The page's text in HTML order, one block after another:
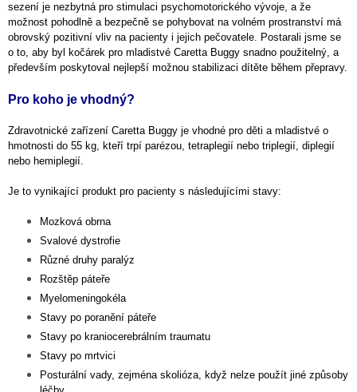
sezení je nezbytná pro stimulaci psychomotorického vývoje, a že
možnost pohodlně a bezpečně se pohybovat na volném prostranství má
obrovský pozitivní vliv na pacienty i jejich pečovatele. Postarali jsme se
o to, aby byl kočárek pro mladistvé Caretta Buggy snadno použitelný, a
především poskytoval nejlepší možnou stabilizaci dítěte během přepravy.
Pro koho je vhodný?
Zdravotnické zařízení Caretta Buggy je vhodné pro děti a mladistvé o
hmotnosti do 55 kg, kteří trpí parézou, tetraplegií nebo triplegií, diplegií
nebo hemiplegií.
Je to vynikající produkt pro pacienty s následujícími stavy:
Mozková obrna
Svalové dystrofie
Různé druhy paralýz
Rozštěp páteře
Myelomeningokéla
Stavy po poranění páteře
Stavy po kraniocerebrálním traumatu
Stavy po mrtvici
Posturální vady, zejména skolióza, když nelze použít jiné způsoby